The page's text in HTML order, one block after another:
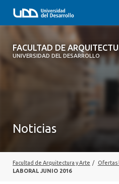
FACULTAD DE
UNIVERSIDAD DEL DESARROLLO
FACULTAD DE
MAGÍSTER
Noticias
Facultad de Arquitectura y Arte / Ofertas
LABORAL JUNIO 2016